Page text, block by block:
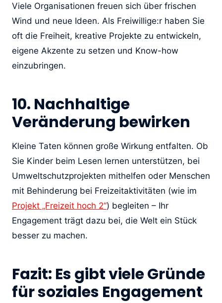
Viele Organisationen freuen sich über frischen
Wind und neue Ideen. Als Freiwillige:r haben Sie
oft die Freiheit, kreative Projekte zu entwickeln,
eigene Akzente zu setzen und Know-how
einzubringen.
10. Nachhaltige
Veränderung bewirken
Kleine Taten können große Wirkung entfalten. Ob
Sie Kinder beim Lesen lernen unterstützen, bei
Umweltschutzprojekten mithelfen oder Menschen
mit Behinderung bei Freizeitaktivitäten (wie im
Projekt „Freizeit hoch 2“) begleiten – Ihr
Engagement trägt dazu bei, die Welt ein Stück
besser zu machen.
Fazit: Es gibt viele Gründe
für soziales Engagement